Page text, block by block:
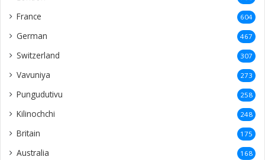
France 604
German 467
Switzerland 307
Vavuniya 273
Pungudutivu 258
Kilinochchi 248
Britain 175
Australia 168